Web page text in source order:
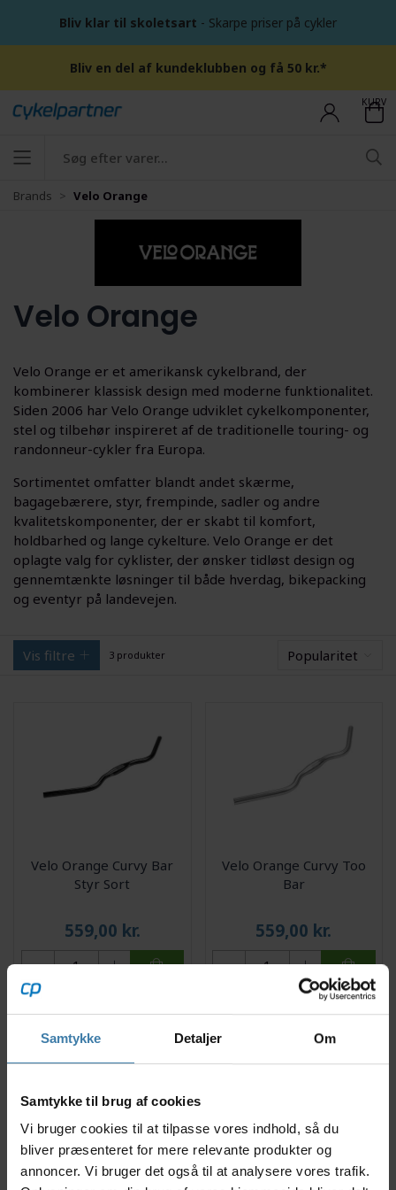
Samtykke Detaljer Om
Samtykke til brug af cookies
Vi bruger cookies til at tilpasse vores indhold, så du
bliver præsenteret for mere relevante produkter og
annoncer. Vi bruger det også til at analysere vores trafik.
Bliv klar til skoletsart - Skarpe priser på cykler
Bliv en del af kundeklubben og få 50 kr.*
KURV
Brands Velo Orange
Velo Orange
Velo Orange er et amerikansk cykelbrand, der
kombinerer klassisk design med moderne funktionalitet.
Siden 2006 har Velo Orange udviklet cykelkomponenter,
stel og tilbehør inspireret af de traditionelle touring- og
randonneur-cykler fra Europa.
Sortimentet omfatter blandt andet skærme,
bagagebærere, styr, frempinde, sadler og andre
kvalitetskomponenter, der er skabt til komfort,
holdbarhed og lange cykelture. Velo Orange er det
oplagte valg for cyklister, der ønsker tidløst design og
gennemtænkte løsninger til både hverdag, bikepacking
og eventyr på landevejen.
Vis filtre 3 produkter Popularitet
Velo Orange Curvy Bar
Styr Sort
559,00 kr.
Velo Orange Curvy Too
Bar
559,00 kr.
2 på lager